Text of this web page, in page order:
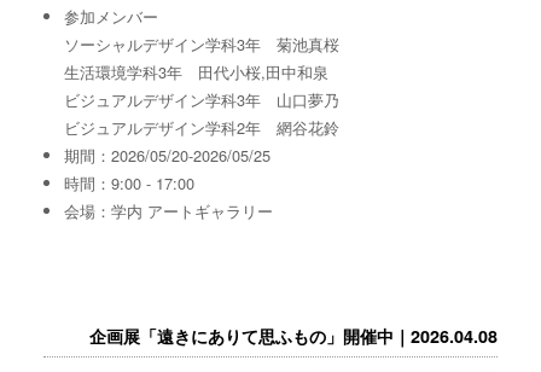
参加メンバー
ソーシャルデザイン学科3年 菊池真桜
生活環境学科3年 田代小桜,田中和泉
ビジュアルデザイン学科3年 山口夢乃
ビジュアルデザイン学科2年 網谷花鈴
期間：2026/05/20-2026/05/25
時間：9:00 - 17:00
会場：学内 アートギャラリー
企画展「遠きにありて思ふもの」開催中｜2026.04.08